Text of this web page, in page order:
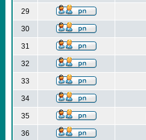
29
30
31
32
33
34
35
36